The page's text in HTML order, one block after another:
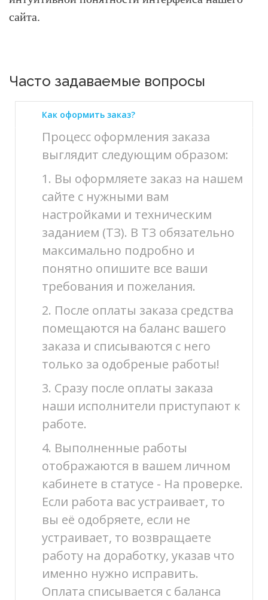
сайта.
Часто задаваемые вопросы
Как оформить заказ?
Процесс оформления заказа
выглядит следующим образом:
1. Вы оформляете заказ на нашем
сайте с нужными вам
настройками и техническим
заданием (ТЗ). В ТЗ обязательно
максимально подробно и
понятно опишите все ваши
требования и пожелания.
2. После оплаты заказа средства
помещаются на баланс вашего
заказа и списываются с него
только за одобреные работы!
3. Сразу после оплаты заказа
наши исполнители приступают к
работе.
4. Выполненные работы
отображаются в вашем личном
кабинете в статусе - На проверке.
Если работа вас устраивает, то
вы её одобряете, если не
устраивает, то возвращаете
работу на доработку, указав что
именно нужно исправить.
Оплата списывается с баланса